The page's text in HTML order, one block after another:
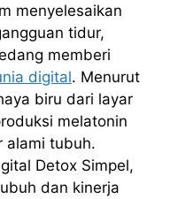
menyelesaikan
tidur,
memberi
digital. Menurut
biru dari layar
melatonin
alami tubuh.
Detox Simpel,
dan kinerja